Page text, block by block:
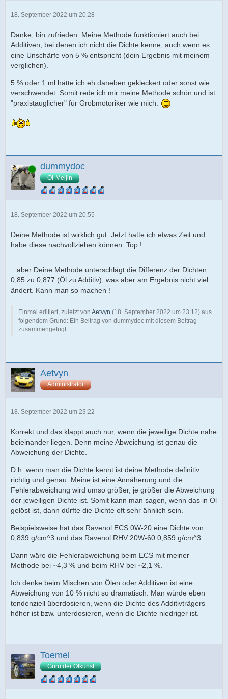
18. September 2022 um 20:28
Danke, bin zufrieden. Meine Methode funktioniert auch bei
Additiven, bei denen ich nicht die Dichte kenne, auch wenn es
eine Unschärfe von 5 % entspricht (dein Ergebnis mit meinem
verglichen).
5 % oder 1 ml hätte ich eh daneben gekleckert oder sonst wie
verschwendet. Somit rede ich mir meine Methode schön und ist
"praxistauglicher" für Grobmotoriker wie mich.
Online dummydoc
Öl-Meijin
18. September 2022 um 20:55
Deine Methode ist wirklich gut. Jetzt hatte ich etwas Zeit und
habe diese nachvollziehen können. Top !
...aber Deine Methode unterschlägt die Differenz der Dichten
0,85 zu 0,877 (Öl zu Additiv), was aber am Ergebnis nicht viel
ändert. Kann man so machen !
Einmal editiert, zuletzt von Aetvyn (18. September 2022 um 23:12) aus
folgendem Grund: Ein Beitrag von dummydoc mit diesem Beitrag
zusammengefügt.
Aetvyn
Administrator
18. September 2022 um 23:22
Korrekt und das klappt auch nur, wenn die jeweilige Dichte nahe
beieinander liegen. Denn meine Abweichung ist genau die
Abweichung der Dichte.
D.h. wenn man die Dichte kennt ist deine Methode definitiv
richtig und genau. Meine ist eine Annäherung und die
Fehlerabweichung wird umso größer, je größer die Abweichung
der jeweiligen Dichte ist. Somit kann man sagen, wenn das in Öl
gelöst ist, dann dürfte die Dichte oft sehr ähnlich sein.
Beispielsweise hat das Ravenol ECS 0W-20 eine Dichte von
0,839 g/cm^3 und das Ravenol RHV 20W-60 0,859 g/cm^3.
Dann wäre die Fehlerabweichung beim ECS mit meiner
Methode bei ~4,3 % und beim RHV bei ~2,1 %.
Ich denke beim Mischen von Ölen oder Additiven ist eine
Abweichung von 10 % nicht so dramatisch. Man würde eben
tendenziell überdosieren, wenn die Dichte des Additivträgers
höher ist bzw. unterdosieren, wenn die Dichte niedriger ist.
Toemel
Guru der Ölkunst